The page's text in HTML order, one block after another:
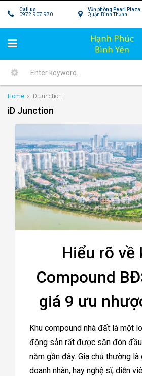
Văn phòng Pearl Plaza
Quận Bình Thạnh
Call us
0972.907.970
Home iD Junction
iD Junction
Hiểu rõ về
Compound
giá 9 ưu
Khu compound nhà đất là một
động sản rất được săn đón
năm gần đây. Gia chủ thường
doanh nhân, hay nghệ sĩ, diễn